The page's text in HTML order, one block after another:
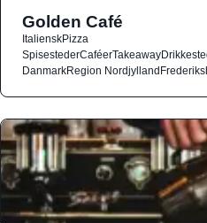
Golden Café
ItalienskPizza
SpisestederCaféerTakeaway
DanmarkRegion Nordjylland